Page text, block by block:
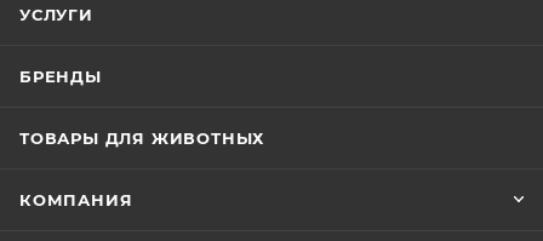
УСЛУГИ
БРЕНДЫ
ТОВАРЫ ДЛЯ ЖИВОТНЫХ
КОМПАНИЯ